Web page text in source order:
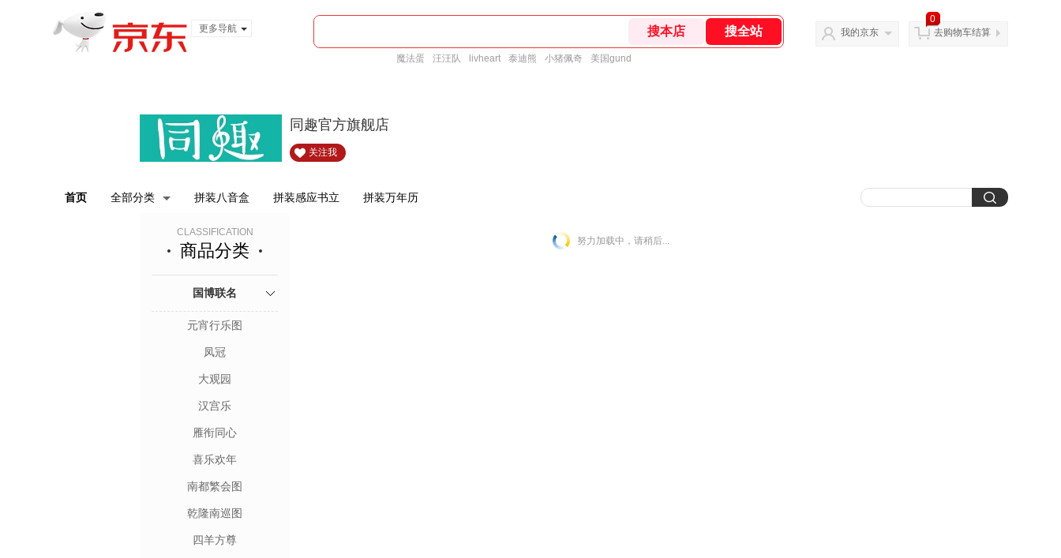
更多导航
魔法蛋 汪汪队 livheart 泰迪熊 小猪佩奇 美国gund
我的京东
0
去购物车结算
同趣官方旗舰店
关注我
首页 全部分类 拼装八音盒 拼装感应书立 拼装万年历
CLASSIFICATION
商品分类
国博联名
元宵行乐图
凤冠
大观园
汉宫乐
雁衔同心
喜乐欢年
南都繁会图
乾隆南巡图
四羊方尊
努力加载中，请稍后...